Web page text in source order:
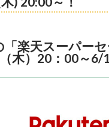
「楽天スーパー
木）20：00～6/